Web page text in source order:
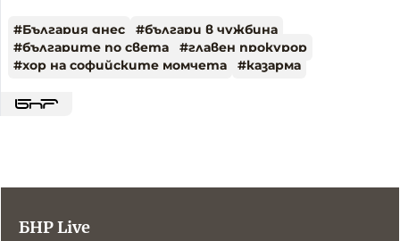
#България днес #българи в чужбина
#българите по света #главен прокурор
#хор на софийските момчета #казарма
БНР Live